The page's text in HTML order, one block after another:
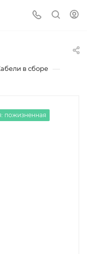
в сборе —
пожизненная